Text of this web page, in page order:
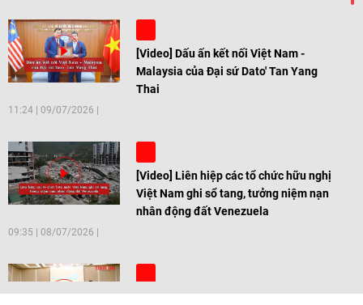
[Video] Dấu ấn kết nối Việt Nam -
Malaysia của Đại sứ Dato' Tan Yang
Thai
11:24 09/07/2026
[Video] Liên hiệp các tổ chức hữu nghị
Việt Nam ghi sổ tang, tưởng niệm nạn
nhân động đất Venezuela
09:35 08/07/2026
[Video] Trẻ em Đông Á cùng kiến tạo